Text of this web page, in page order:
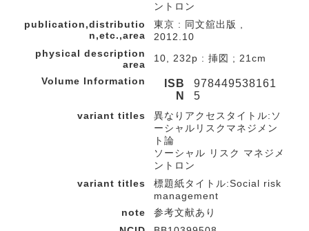
ントロン
publication,distributio
n,etc.,area
東京 : 同文舘出版 ,
2012.10
physical description
area
10, 232p : 挿図 ; 21cm
Volume Information
ISB
N
978449538161
5
variant titles
異なりアクセスタイトル:ソ
ーシャルリスクマネジメン
ト論
ソーシャル リスク マネジメ
ントロン
variant titles
標題紙タイトル:Social risk
management
note
参考文献あり